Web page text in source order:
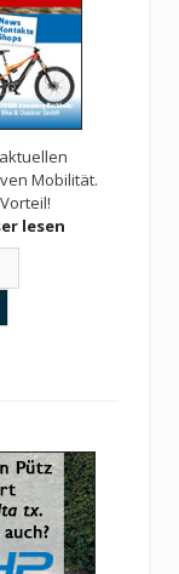
Mobilität.
lesen